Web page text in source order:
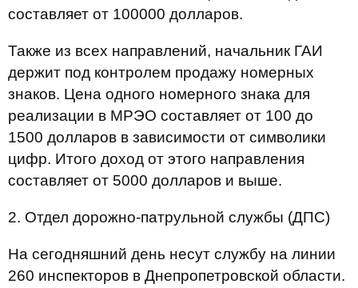
составляет от 100000 долларов.
Также из всех направлений, начальник ГАИ
держит под контролем продажу номерных
знаков. Цена одного номерного знака для
реализации в МРЭО составляет от 100 до
1500 долларов в зависимости от символики
цифр. Итого доход от этого направления
составляет от 5000 долларов и выше.
2. Отдел дорожно-патрульной службы (ДПС)
На сегодняшний день несут службу на линии
260 инспекторов в Днепропетровской области.